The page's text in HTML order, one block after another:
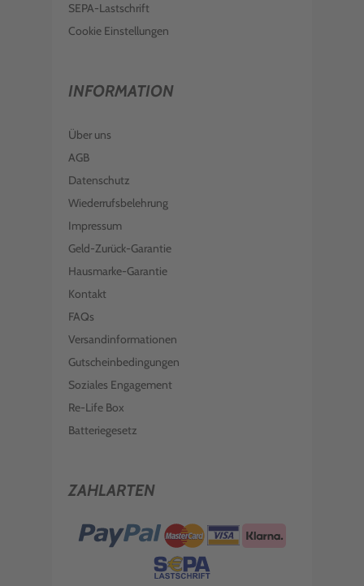
SEPA-Lastschrift
Cookie Einstellungen
INFORMATION
Über uns
AGB
Datenschutz
Wiederrufsbelehrung
Impressum
Geld-Zurück-Garantie
Hausmarke-Garantie
Kontakt
FAQs
Versandinformationen
Gutscheinbedingungen
Soziales Engagement
Re-Life Box
Batteriegesetz
ZAHLARTEN